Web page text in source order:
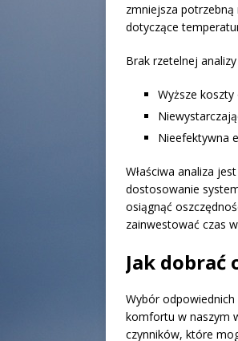
zmniejsza
dotyczące
Brak rzetelnej
Wyższe
Nieefektywna
Właściwa analiza
dostosowanie
osiągnąć
zainwestować czas
Jak dobrać
Wybór
komfortu w naszym
czynników, które